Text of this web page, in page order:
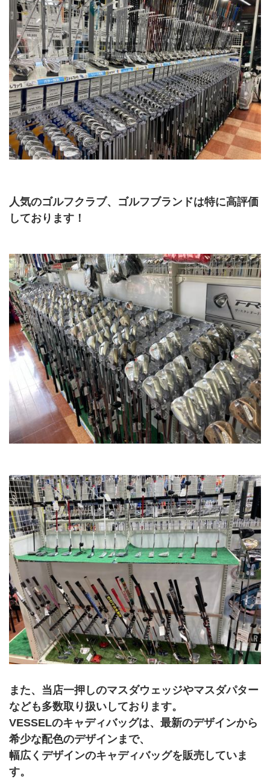
人気のゴルフクラブ、ゴルフブランドは特に高評価
しております！
また、当店一押しのマスダウェッジやマスダパター
なども多数取り扱いしております。
VESSELのキャディバッグは、最新のデザインから
希少な配色のデザインまで、
幅広くデザインのキャディバッグを販売していま
す。